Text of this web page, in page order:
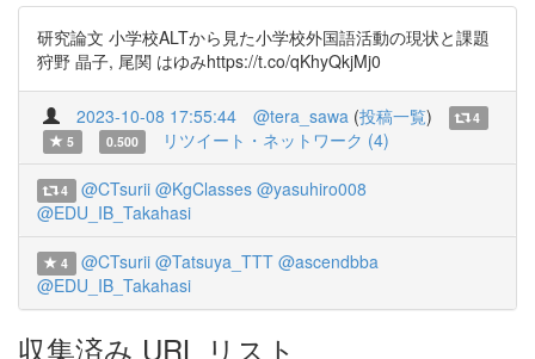
研究論文 小学校ALTから見た小学校外国語活動の現状と課題
狩野 晶子, 尾関 はゆみhttps://t.co/qKhyQkjMj0
2023-10-08 17:55:44 @tera_sawa (投稿一覧)
4
5
0.500 リツイート・ネットワーク (4)
4 @CTsurii @KgClasses @yasuhiro008
@EDU_IB_Takahasi
4 @CTsurii @Tatsuya_TTT @ascendbba
@EDU_IB_Takahasi
収集済み URL リスト